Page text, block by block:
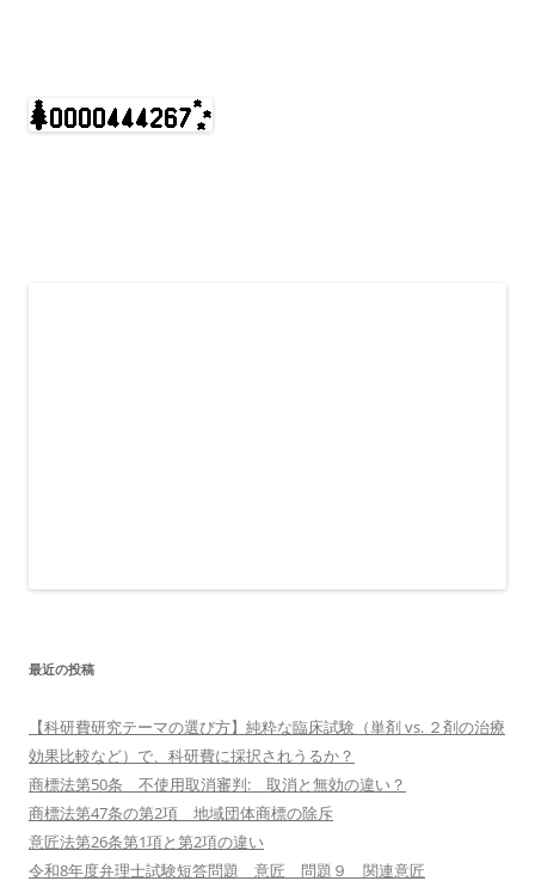
最近の投稿
【科研費研究テーマの選び方】純粋な臨床試験（単剤 vs. ２剤の治療
効果比較など）で、科研費に採択されうるか？
商標法第50条 不使用取消審判: 取消と無効の違い？
商標法第47条の第2項 地域団体商標の除斥
意匠法第26条第1項と第2項の違い
令和8年度弁理士試験短答問題 意匠 問題９ 関連意匠